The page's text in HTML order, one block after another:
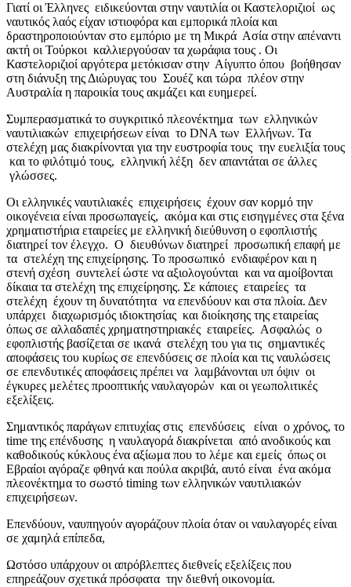
Γιατί οι Έλληνες ειδικεύονται στην ναυτιλία οι Καστελοριζιοί ως
ναυτικός λαός είχαν ιστιοφόρα και εμπορικά πλοία και
δραστηροποιούνταν στο εμπόριο με τη Μικρά Ασία στην απέναντι
ακτή οι Τούρκοι καλλιεργούσαν τα χωράφια τους . Οι
Καστελοριζιοί αργότερα μετόκισαν στην Αίγυπτο όπου βοήθησαν
στη διάνυξη της Διώρυγας του Σουέζ και τώρα πλέον στην
Αυστραλία η παροικία τους ακμάζει και ευημερεί.
Συμπερασματικά το συγκριτικό πλεονέκτημα των ελληνικών
ναυτιλιακών επιχειρήσεων είναι το DNA των Ελλήνων. Τα
στελέχη μας διακρίνονται για την ευστροφία τους την ευελιξία τους
και το φιλότιμό τους, ελληνική λέξη δεν απαντάται σε άλλες
γλώσσες.
Οι ελληνικές ναυτιλιακές επιχειρήσεις έχουν σαν κορμό την
οικογένεια είναι προσωπαγείς, ακόμα και στις εισηγμένες στα ξένα
χρηματιστήρια εταιρείες με ελληνική διεύθυνση ο εφοπλιστής
διατηρεί τον έλεγχο. Ο διευθύνων διατηρεί προσωπική επαφή με
τα στελέχη της επιχείρησης. Το προσωπικό ενδιαφέρον και η
στενή σχέση συντελεί ώστε να αξιολογούνται και να αμοίβονται
δίκαια τα στελέχη της επιχείρησης. Σε κάποιες εταιρείες τα
στελέχη έχουν τη δυνατότητα να επενδύουν και στα πλοία. Δεν
υπάρχει διαχωρισμός ιδιοκτησίας και διοίκησης της εταιρείας
όπως σε αλλαδαπές χρηματηστηριακές εταιρείες. Ασφαλώς ο
εφοπλιστής βασίζεται σε ικανά στελέχη του για τις σημαντικές
αποφάσεις του κυρίως σε επενδύσεις σε πλοία και τις ναυλώσεις
σε επενδυτικές αποφάσεις πρέπει να λαμβάνονται υπ όψιν οι
έγκυρες μελέτες προοπτικής ναυλαγορών και οι γεωπολιτικές
εξελίξεις.
Σημαντικός παράγων επιτυχίας στις επενδύσεις είναι ο χρόνος, το
time της επένδυσης η ναυλαγορά διακρίνεται από ανοδικούς και
καθοδικούς κύκλους ένα αξίωμα που το λέμε και εμείς όπως οι
Εβραίοι αγόραζε φθηνά και πούλα ακριβά, αυτό είναι ένα ακόμα
πλεονέκτημα το σωστό timing των ελληνικών ναυτιλιακών
επιχειρήσεων.
Επενδύουν, ναυπηγούν αγοράζουν πλοία όταν οι ναυλαγορές είναι
σε χαμηλά επίπεδα,
Ωστόσο υπάρχουν οι απρόβλεπτες διεθνείς εξελίξεις που
επηρεάζουν σχετικά πρόσφατα την διεθνή οικονομία.